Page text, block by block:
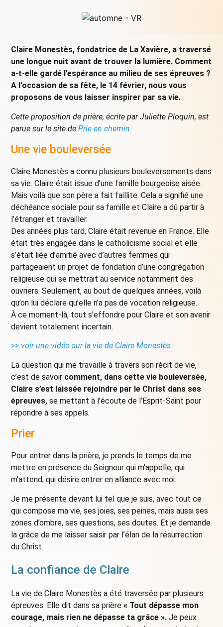
Claire Monestès, fondatrice de La Xavière, a traversé
une longue nuit avant de trouver la lumière. Comment
a-t-elle gardé l’espérance au milieu de ses épreuves ?
A l’occasion de sa fête, le 14 février, nous vous
proposons de vous laisser inspirer par sa vie.
Cette proposition de prière, écrite par Juliette Ploquin, est
parue sur le site dePrie en chemin.
Une vie bouleversée
Claire Monestès a connu plusieurs bouleversements dans
sa vie. Claire était issue d’une famille bourgeoise aisée.
Mais voilà que son père a fait faillite. Cela a signifié une
déchéance sociale pour sa famille et Claire a dû partir à
l’étranger et travailler.
Des années plus tard, Claire était revenue en France. Elle
était très engagée dans le catholicisme social et elle
s’était liée d’amitié avec d’autres femmes qui
partageaient un projet de fondation d’une congrégation
religieuse qui se mettrait au service notamment des
ouvriers. Seulement, au bout de quelques années, voilà
qu’on lui déclare qu’elle n’a pas de vocation religieuse.
À ce moment-là, tout s’effondre pour Claire et son avenir
devient totalement incertain.
>> voir une vidéo sur la vie de Claire Monestès
La question qui me travaille à travers son récit de vie,
c’est de savoir comment, dans cette vie bouleversée,
Claire s’est laissée rejoindre par le Christ dans ses
épreuves, se mettant à l’écoute de l’Esprit-Saint pour
répondre à ses appels.
Prier
Pour entrer dans la prière, je prends le temps de me
mettre en présence du Seigneur qui m’appelle, qui
m’attend, qui désire entrer en alliance avec moi.
Je me présente devant lui tel que je suis, avec tout ce
qui compose ma vie, ses joies, ses peines, mais aussi ses
zones d’ombre, ses questions, ses doutes. Et je demande
la grâce de me laisser saisir par l’élan de la résurrection
du Christ.
La confiance de Claire
La vie de Claire Monestès a été traversée par plusieurs
épreuves. Elle dit dans sa prière« Tout dépasse mon
courage, mais rien ne dépasse ta grâce ».Je peux